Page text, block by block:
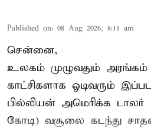
Published on: 08 Aug 2026, 8:11 am
சென்னை,
உலகம் முழுவதும் அரங்கம்
காட்சிகளாக ஓடிவரும்
பில்லியன் அமெரிக்க டாலர்
கோடி) வசூலை கடந்து